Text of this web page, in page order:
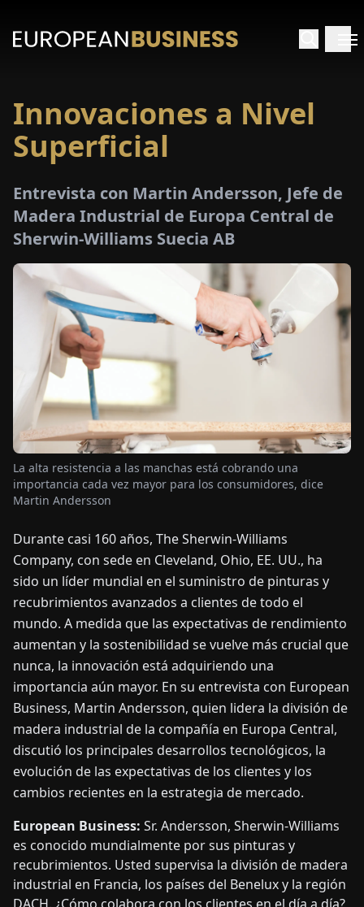
CONTÁCTENOS
Innovaciones a Nivel
Superficial
Entrevista con Martin Andersson, Jefe de
Madera Industrial de Europa Central de
Sherwin-Williams Suecia AB
La alta resistencia a las manchas está cobrando una
importancia cada vez mayor para los consumidores, dice
Martin Andersson
Durante casi 160 años, The Sherwin-Williams
Company, con sede en Cleveland, Ohio, EE. UU., ha
sido un líder mundial en el suministro de pinturas y
recubrimientos avanzados a clientes de todo el
mundo. A medida que las expectativas de rendimiento
aumentan y la sostenibilidad se vuelve más crucial que
nunca, la innovación está adquiriendo una
importancia aún mayor. En su entrevista con European
Business, Martin Andersson, quien lidera la división de
madera industrial de la compañía en Europa Central,
discutió los principales desarrollos tecnológicos, la
evolución de las expectativas de los clientes y los
cambios recientes en la estrategia de mercado.
European Business: Sr. Andersson, Sherwin-Williams
es conocido mundialmente por sus pinturas y
recubrimientos. Usted supervisa la división de madera
industrial en Francia, los países del Benelux y la región